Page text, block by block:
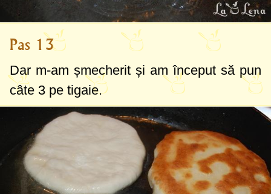
Pas 13
Dar m-am șmecherit și am început să pun
câte 3 pe tigaie.